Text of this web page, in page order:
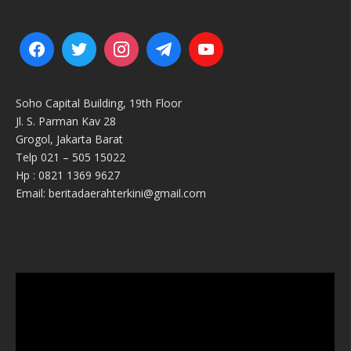
Soho Capital Building, 19th Floor
Jl. S. Parman Kav 28
Grogol, Jakarta Barat
Telp 021 – 505 15022
Hp : 0821 1369 9627
Email: beritadaerahterkini@gmail.com